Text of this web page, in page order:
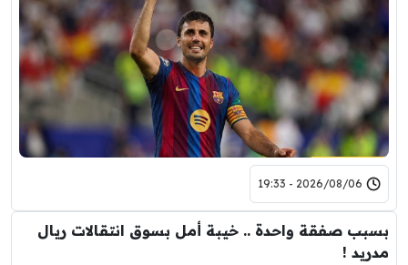
2026/08/06 - 19:33
بسبب صفقة واحدة .. خيبة أمل بسوق انتقالات ريال
مدريد !